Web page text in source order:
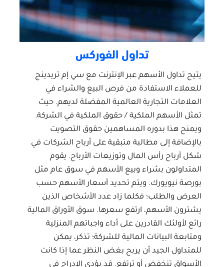
تداول الفوركس
يتيح تداول الأسهم عبر الإنترنت مع سي إم تريدينج
للعملاء الاستفادة من فرص البيع والشراء في
العلامات التجارية العالمية المفضلة لديهم. حيث
تمثل الأسهم الملكية / حقوق الملكية في الشركة.
ويمنح هذا بدوره المساهمين حقوق التصويت
بالإضافة إلى مطالبة متبقية على أرباح الشركات في
شكل أرباح رأس المال وتوزيعات الأرباح. يقوم
المتداولون بشراء وبيع الأسهم في سوق عام مثل
بورصة نيويورك. ويتم تحديد أسعار الأسهم حسب
العرض والطلب؛ فكلما زاد عدد الأشخاص الذين
يشترون الأسهم، ارتفع سعرها. سوق الأوراق المالية
رائع لأولئك القادرين على أداء واجباتهم المنزلية
ومتابعة البيانات المالية للشركة؛ تذكر، يمكن
للمتداول الجيد أن يربح بغض النظر عما إذا كانت
الأسواق تنخفض أو ترتفع. قد يؤدي الإدراج في